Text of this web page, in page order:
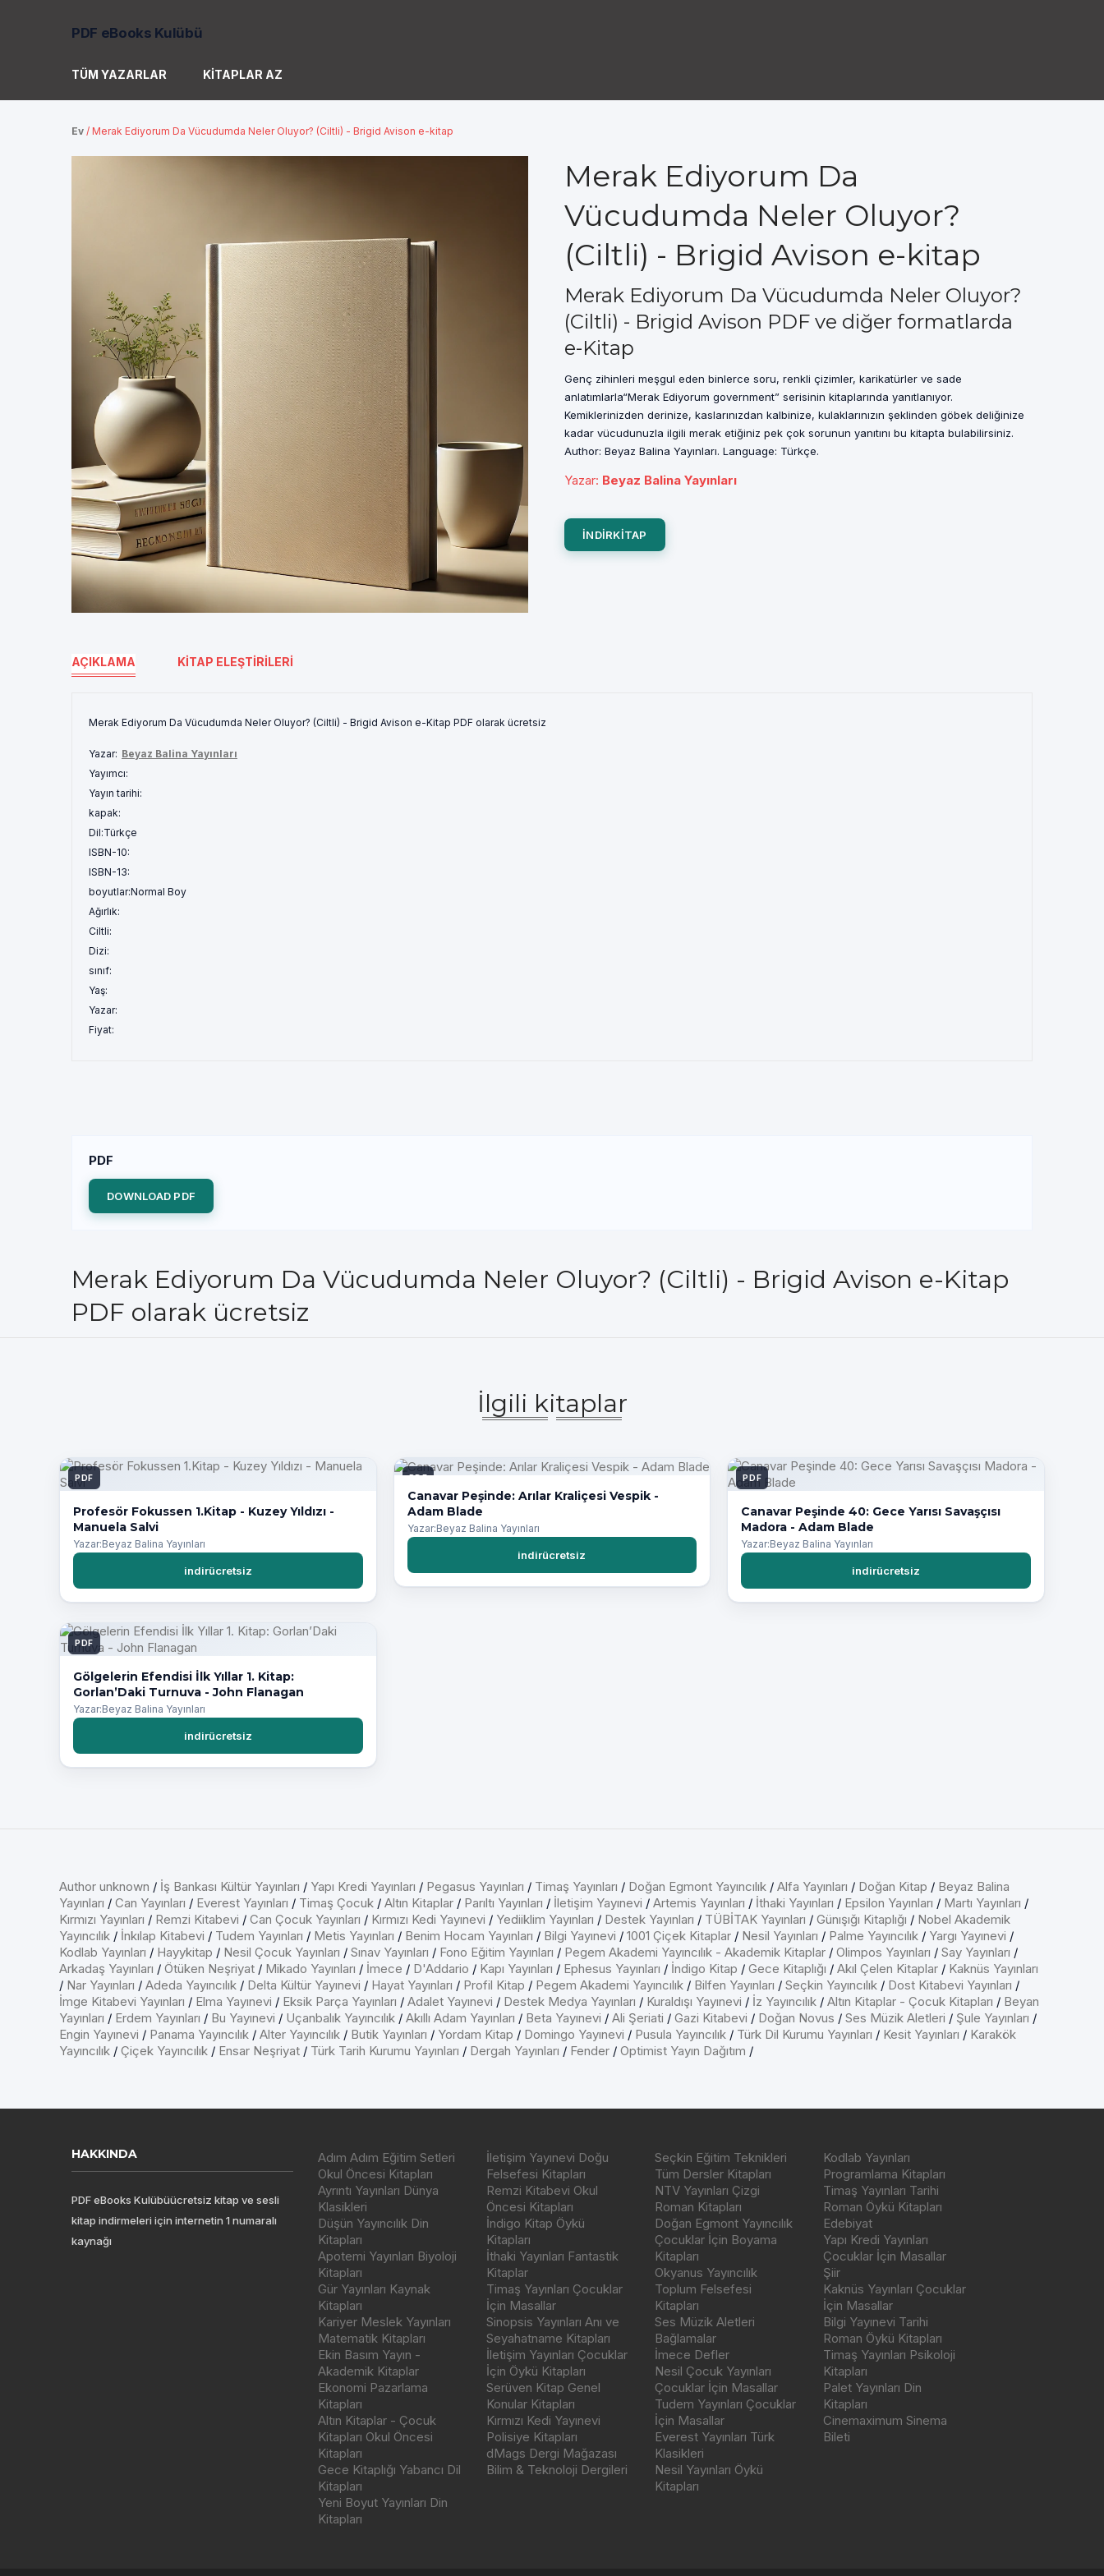
PDF eBooks Kulübü
TÜM YAZARLAR KITAPLAR AZ
Ev / Merak Ediyorum Da Vücudumda Neler Oluyor? (Ciltli) - Brigid Avison e-kitap
Merak Ediyorum Da
Vücudumda Neler Oluyor?
(Ciltli) - Brigid Avison e-kitap
Merak Ediyorum Da Vücudumda Neler Oluyor?
(Ciltli) - Brigid Avison PDF ve diğer formatlarda
e-Kitap
Genç zihinleri meşgul eden binlerce soru, renkli çizimler, karikatürler ve sade
anlatımlarla“Merak Ediyorum government” serisinin kitaplarında yanıtlanıyor.
Kemiklerinizden derinize, kaslarınızdan kalbinize, kulaklarınızın şeklinden göbek deliğinize
kadar vücudunuzla ilgili merak etiğiniz pek çok sorunun yanıtını bu kitapta bulabilirsiniz.
Author: Beyaz Balina Yayınları. Language: Türkçe.
Yazar: Beyaz Balina Yayınları
INDIRKITAP
AÇIKLAMA KITAP ELEŞTIRILERI
Merak Ediyorum Da Vücudumda Neler Oluyor? (Ciltli) - Brigid Avison e-Kitap PDF olarak ücretsiz
Yazar: Beyaz Balina Yayınları
Yayımcı:
Yayın tarihi:
kapak:
Dil:Türkçe
ISBN-10:
ISBN-13:
boyutlar:Normal Boy
Ağırlık:
Ciltli:
Dizi:
sınıf:
Yaş:
Yazar:
Fiyat:
PDF
DOWNLOAD PDF
Merak Ediyorum Da Vücudumda Neler Oluyor? (Ciltli) - Brigid Avison e-Kitap
PDF olarak ücretsiz
İlgili kitaplar
PDF
Profesör Fokussen 1.Kitap - Kuzey Yıldızı -
Manuela Salvi
Yazar:Beyaz Balina Yayınları
indirücretsiz
PDF
Canavar Peşinde: Arılar Kraliçesi Vespik -
Adam Blade
Yazar:Beyaz Balina Yayınları
indirücretsiz
PDF
Canavar Peşinde 40: Gece Yarısı Savaşçısı
Madora - Adam Blade
Yazar:Beyaz Balina Yayınları
indirücretsiz
PDF
Gölgelerin Efendisi İlk Yıllar 1. Kitap:
Gorlan’Daki Turnuva - John Flanagan
Yazar:Beyaz Balina Yayınları
indirücretsiz
Author unknown / İş Bankası Kültür Yayınları / Yapı Kredi Yayınları / Pegasus Yayınları / Timaş Yayınları / Doğan Egmont Yayıncılık / Alfa Yayınları / Doğan Kitap / Beyaz Balina
Yayınları / Can Yayınları / Everest Yayınları / Timaş Çocuk / Altın Kitaplar / Parıltı Yayınları / İletişim Yayınevi / Artemis Yayınları / İthaki Yayınları / Epsilon Yayınları / Martı Yayınları /
Kırmızı Yayınları / Remzi Kitabevi / Can Çocuk Yayınları / Kırmızı Kedi Yayınevi / Yediiklim Yayınları / Destek Yayınları / TÜBİTAK Yayınları / Günışığı Kitaplığı / Nobel Akademik
Yayıncılık / İnkılap Kitabevi / Tudem Yayınları / Metis Yayınları / Benim Hocam Yayınları / Bilgi Yayınevi / 1001 Çiçek Kitaplar / Nesil Yayınları / Palme Yayıncılık / Yargı Yayınevi /
Kodlab Yayınları / Hayykitap / Nesil Çocuk Yayınları / Sınav Yayınları / Fono Eğitim Yayınları / Pegem Akademi Yayıncılık - Akademik Kitaplar / Olimpos Yayınları / Say Yayınları /
Arkadaş Yayınları / Ötüken Neşriyat / Mikado Yayınları / İmece / D'Addario / Kapı Yayınları / Ephesus Yayınları / İndigo Kitap / Gece Kitaplığı / Akıl Çelen Kitaplar / Kaknüs Yayınları
/ Nar Yayınları / Adeda Yayıncılık / Delta Kültür Yayınevi / Hayat Yayınları / Profil Kitap / Pegem Akademi Yayıncılık / Bilfen Yayınları / Seçkin Yayıncılık / Dost Kitabevi Yayınları /
İmge Kitabevi Yayınları / Elma Yayınevi / Eksik Parça Yayınları / Adalet Yayınevi / Destek Medya Yayınları / Kuraldışı Yayınevi / İz Yayıncılık / Altın Kitaplar - Çocuk Kitapları / Beyan
Yayınları / Erdem Yayınları / Bu Yayınevi / Uçanbalık Yayıncılık / Akıllı Adam Yayınları / Beta Yayınevi / Ali Şeriati / Gazi Kitabevi / Doğan Novus / Ses Müzik Aletleri / Şule Yayınları /
Engin Yayınevi / Panama Yayıncılık / Alter Yayıncılık / Butik Yayınları / Yordam Kitap / Domingo Yayınevi / Pusula Yayıncılık / Türk Dil Kurumu Yayınları / Kesit Yayınları / Karakök
Yayıncılık / Çiçek Yayıncılık / Ensar Neşriyat / Türk Tarih Kurumu Yayınları / Dergah Yayınları / Fender / Optimist Yayın Dağıtım /
HAKKINDA
PDF eBooks Kulübüücretsiz kitap ve sesli
kitap indirmeleri için internetin 1 numaralı
kaynağı
Adım Adım Eğitim Setleri
Okul Öncesi Kitapları
Ayrıntı Yayınları Dünya
Klasikleri
Düşün Yayıncılık Din
Kitapları
Apotemi Yayınları Biyoloji
Kitapları
Gür Yayınları Kaynak
Kitapları
Kariyer Meslek Yayınları
Matematik Kitapları
Ekin Basım Yayın -
Akademik Kitaplar
Ekonomi Pazarlama
Kitapları
Altın Kitaplar - Çocuk
Kitapları Okul Öncesi
Kitapları
Gece Kitaplığı Yabancı Dil
Kitapları
Yeni Boyut Yayınları Din
Kitapları
İletişim Yayınevi Doğu
Felsefesi Kitapları
Remzi Kitabevi Okul
Öncesi Kitapları
İndigo Kitap Öykü
Kitapları
İthaki Yayınları Fantastik
Kitaplar
Timaş Yayınları Çocuklar
İçin Masallar
Sinopsis Yayınları Anı ve
Seyahatname Kitapları
İletişim Yayınları Çocuklar
İçin Öykü Kitapları
Serüven Kitap Genel
Konular Kitapları
Kırmızı Kedi Yayınevi
Polisiye Kitapları
dMags Dergi Mağazası
Bilim & Teknoloji Dergileri
Seçkin Eğitim Teknikleri
Tüm Dersler Kitapları
NTV Yayınları Çizgi
Roman Kitapları
Doğan Egmont Yayıncılık
Çocuklar İçin Boyama
Kitapları
Okyanus Yayıncılık
Toplum Felsefesi
Kitapları
Ses Müzik Aletleri
Bağlamalar
İmece Defler
Nesil Çocuk Yayınları
Çocuklar İçin Masallar
Tudem Yayınları Çocuklar
İçin Masallar
Everest Yayınları Türk
Klasikleri
Nesil Yayınları Öykü
Kitapları
Kodlab Yayınları
Programlama Kitapları
Timaş Yayınları Tarihi
Roman Öykü Kitapları
Edebiyat
Yapı Kredi Yayınları
Çocuklar İçin Masallar
Şiir
Kaknüs Yayınları Çocuklar
İçin Masallar
Bilgi Yayınevi Tarihi
Roman Öykü Kitapları
Timaş Yayınları Psikoloji
Kitapları
Palet Yayınları Din
Kitapları
Cinemaximum Sinema
Bileti